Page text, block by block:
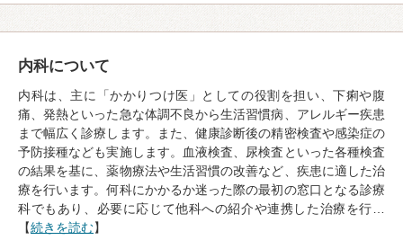
内科について
内科は、主に「かかりつけ医」としての役割を担い、下痢や腹
痛、発熱といった急な体調不良から生活習慣病、アレルギー疾患
まで幅広く診療します。また、健康診断後の精密検査や感染症の
予防接種なども実施します。血液検査、尿検査といった各種検査
の結果を基に、薬物療法や生活習慣の改善など、疾患に適した治
療を行います。何科にかかるか迷った際の最初の窓口となる診療
科でもあり、必要に応じて他科への紹介や連携した治療を行…
【続きを読む】